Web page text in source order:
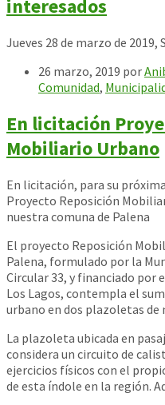
interesados
Jueves 28 de marzo de 2019,
26 marzo, 2019 por
Comunidad,
En licitación
Mobiliario Urbano
En licitación, para su
Proyecto Reposición
nuestra comuna de Palena
El proyecto Reposición
Palena, formulado por la
Circular 33, y financiado por
Los Lagos, contempla el
urbano en dos plazoletas de
La plazoleta ubicada en
considera un circuito de
ejercicios físicos con el
de esta índole en la región.